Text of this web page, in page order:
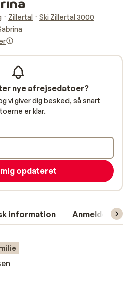
Zillertal
Ski Zillertal 3000
information Anmeldelser
nye afrejsedatoer?
vi giver dig besked, så snart
er klar.
opdateret